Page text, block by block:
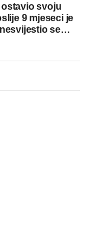
ostavio svoju
9 mjeseci je
se